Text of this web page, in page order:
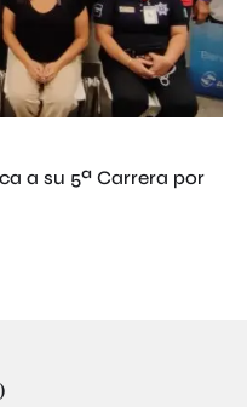
a su 5ª Carrera por